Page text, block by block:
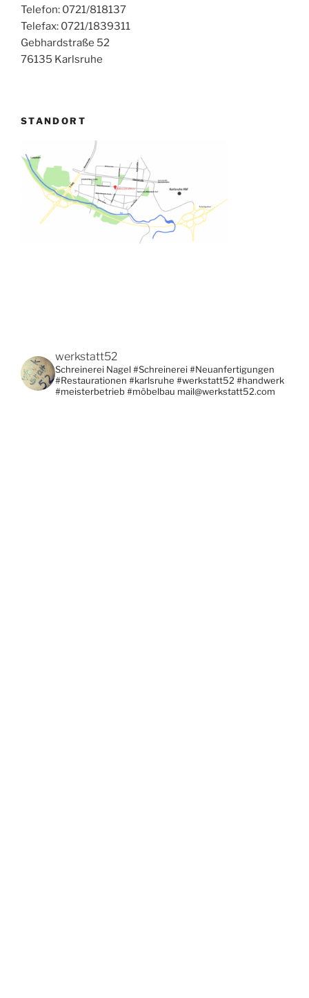
Telefon: 0721/818137
Telefax: 0721/1839311
Gebhardstraße 52
76135 Karlsruhe
STANDORT
werkstatt52
Schreinerei Nagel#Schreinerei #Neuanfertigungen
#Restaurationen #karlsruhe #werkstatt52 #handwerk
#meisterbetrieb #möbelbau mail@werkstatt52.com